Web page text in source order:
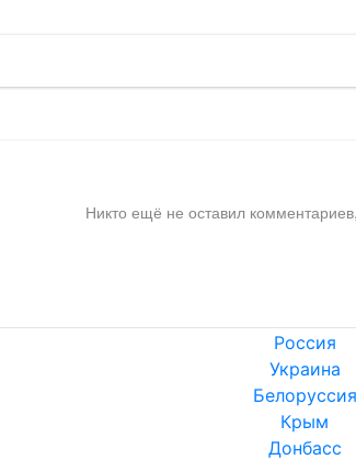
Никто ещё не оставил
Россия
Украина
Белоруссия
Крым
Донбасс